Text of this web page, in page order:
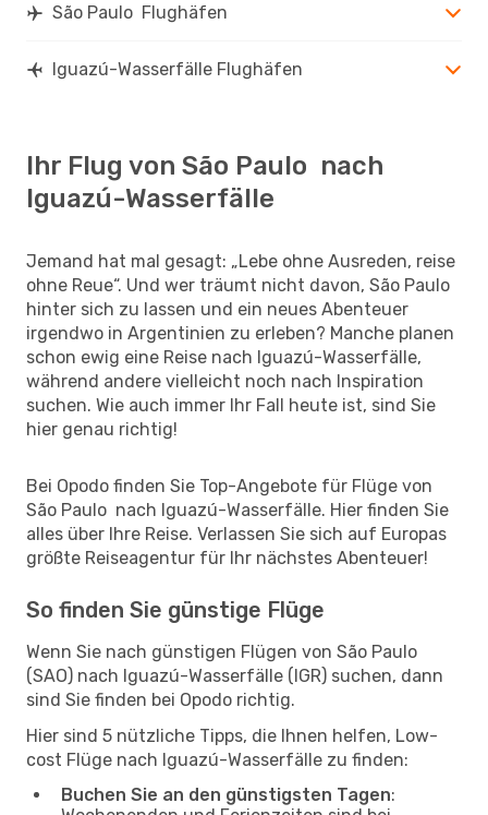
São Paulo Flughäfen
Iguazú-Wasserfälle Flughäfen
Ihr Flug von São Paulo nach
Iguazú-Wasserfälle
Jemand hat mal gesagt: „Lebe ohne Ausreden, reise
ohne Reue“. Und wer träumt nicht davon, São Paulo
hinter sich zu lassen und ein neues Abenteuer
irgendwo in Argentinien zu erleben? Manche planen
schon ewig eine Reise nach Iguazú-Wasserfälle,
während andere vielleicht noch nach Inspiration
suchen. Wie auch immer Ihr Fall heute ist, sind Sie
hier genau richtig!
Bei Opodo finden Sie Top-Angebote für Flüge von
São Paulo nach Iguazú-Wasserfälle. Hier finden Sie
alles über Ihre Reise. Verlassen Sie sich auf Europas
größte Reiseagentur für Ihr nächstes Abenteuer!
So finden Sie günstige Flüge
Wenn Sie nach günstigen Flügen von São Paulo
(SAO) nach Iguazú-Wasserfälle (IGR) suchen, dann
sind Sie finden bei Opodo richtig.
Hier sind 5 nützliche Tipps, die Ihnen helfen, Low-
cost Flüge nach Iguazú-Wasserfälle zu finden:
Buchen Sie an den günstigsten Tagen: